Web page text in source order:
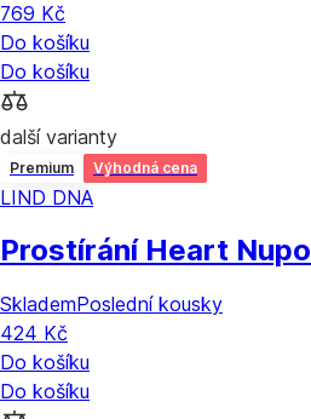
769 Kč
Do košíku
Do košíku
další varianty
Premium Výhodná cena
LIND DNA
Prostírání Heart Nupo
SklademPoslední kousky
424 Kč
Do košíku
Do košíku